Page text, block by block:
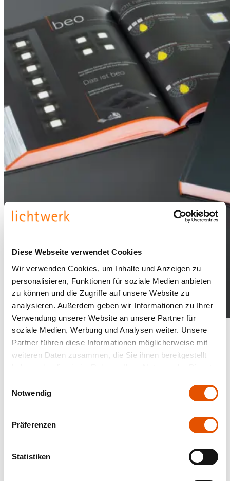
Diese Webseite verwendet Cookies
Wir verwenden Cookies, um Inhalte und Anzeigen zu
personalisieren, Funktionen für soziale Medien anbieten
zu können und die Zugriffe auf unsere Website zu
analysieren. Außerdem geben wir Informationen zu Ihrer
Verwendung unserer Website an unsere Partner für
soziale Medien, Werbung und Analysen weiter. Unsere
Partner führen diese Informationen möglicherweise mit
weiteren Daten zusammen, die Sie ihnen bereitgestellt
haben oder die sie im Rahmen Ihrer Nutzung der Dienste
Notwendig
Präferenzen
Statistiken
Kataloge und Highlights